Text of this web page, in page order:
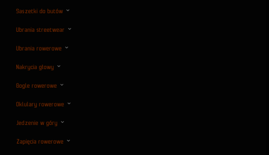
Saszetki do butów
Ubrania streetwear
Ubrania rowerowe
Nakrycia głowy
Gogle rowerowe
Oklulary rowerowe
Jedzenie w góry
Zapięcia rowerowe